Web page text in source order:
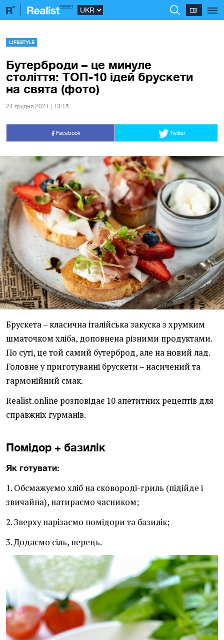
LIFESTYLE
Бутерброди – це минуле
століття: ТОП-10 ідей брускети
на свята (фото)
24 грудня 2021 | 13:15
Facebook Twitter
Брускета – класична італійська закуска з хрумким
шматочком хліба, доповнена різними продуктами.
По суті, це той самий бутерброд, але на новий лад.
Головне у приготуванні брускети – насичений та
гармонійний смак.
Realist.online розповідає 10 апетитних рецептів для
справжніх гурманів.
Помідор + базилік
Як готувати:
1. Обсмажуємо хліб на сковороді-гриль (підійде і
звичайна), натираємо часником;
2. Зверху нарізаємо помідори та базилік;
3. Додаємо сіль, перець.